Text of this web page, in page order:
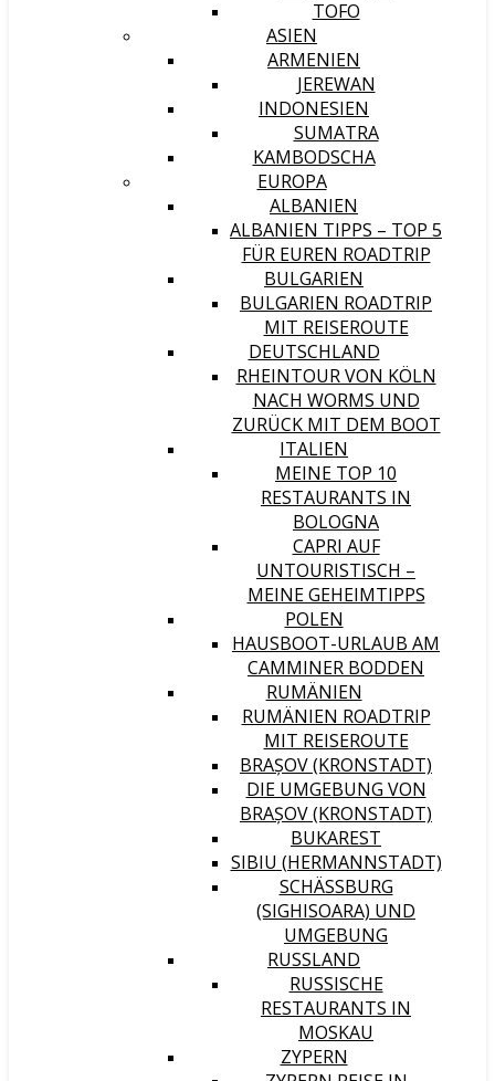
TOFO
ASIEN
ARMENIEN
JEREWAN
INDONESIEN
SUMATRA
KAMBODSCHA
EUROPA
ALBANIEN
ALBANIEN TIPPS – TOP 5
FÜR EUREN ROADTRIP
BULGARIEN
BULGARIEN ROADTRIP
MIT REISEROUTE
DEUTSCHLAND
RHEINTOUR VON KÖLN
NACH WORMS UND
ZURÜCK MIT DEM BOOT
ITALIEN
MEINE TOP 10
RESTAURANTS IN
BOLOGNA
CAPRI AUF
UNTOURISTISCH –
MEINE GEHEIMTIPPS
POLEN
HAUSBOOT-URLAUB AM
CAMMINER BODDEN
RUMÄNIEN
RUMÄNIEN ROADTRIP
MIT REISEROUTE
BRAȘOV (KRONSTADT)
DIE UMGEBUNG VON
BRAȘOV (KRONSTADT)
BUKAREST
SIBIU (HERMANNSTADT)
SCHÄSSBURG (
SIGHISOARA) UND U
MGEBUNG
RUSSLAND
RUSSISCHE
RESTAURANTS IN
MOSKAU
ZYPERN